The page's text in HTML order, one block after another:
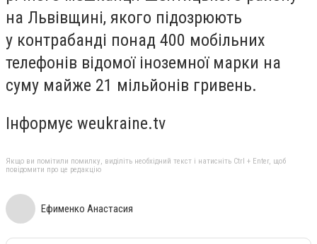
на Львівщині, якого підозрюють
у контрабанді понад 400 мобільних
телефонів відомої іноземної марки на
суму майже 21 мільйонів гривень.
Інформує weukraine.tv
Якщо ви помітили помилку, виділіть необхідний текст і натисніть Ctrl + Enter, щоб
повідомити про це редакцію
Ефименко Анастасия